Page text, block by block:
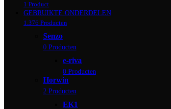
1 Product
GEBRUIKTE ONDERDELEN
1.376 Producten
Senzo
0 Producten
e-riva
0 Producten
Horwin
2 Producten
EK1